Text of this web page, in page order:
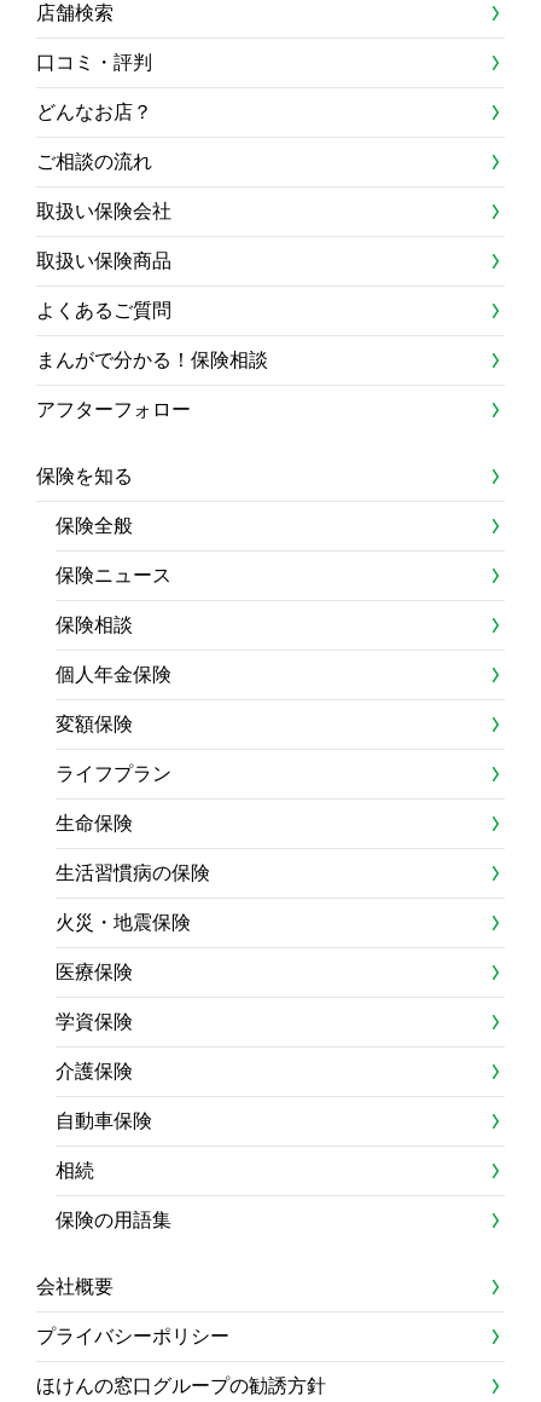
店舗検索
口コミ・評判
どんなお店？
ご相談の流れ
取扱い保険会社
取扱い保険商品
よくあるご質問
まんがで分かる！保険相談
アフターフォロー
保険を知る
保険全般
保険ニュース
保険相談
個人年金保険
変額保険
ライフプラン
生命保険
生活習慣病の保険
火災・地震保険
医療保険
学資保険
介護保険
自動車保険
相続
保険の用語集
会社概要
プライバシーポリシー
ほけんの窓口グループの勧誘方針